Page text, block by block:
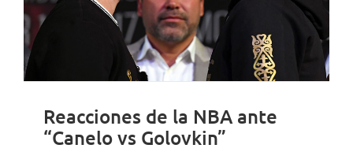
Reacciones de la NBA ante
“Canelo vs Golovkin”